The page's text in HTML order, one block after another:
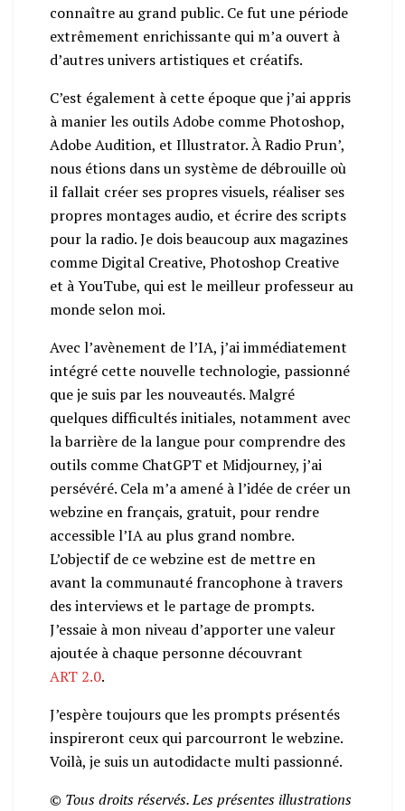
connaître au grand public. Ce fut une période
extrêmement enrichissante qui m’a ouvert à
d’autres univers artistiques et créatifs.
C’est également à cette époque que j’ai appris
à manier les outils Adobe comme Photoshop,
Adobe Audition, et Illustrator. À Radio Prun’,
nous étions dans un système de débrouille où
il fallait créer ses propres visuels, réaliser ses
propres montages audio, et écrire des scripts
pour la radio. Je dois beaucoup aux magazines
comme Digital Creative, Photoshop Creative
et à YouTube, qui est le meilleur professeur au
monde selon moi.
Avec l’avènement de l’IA, j’ai immédiatement
intégré cette nouvelle technologie, passionné
que je suis par les nouveautés. Malgré
quelques difficultés initiales, notamment avec
la barrière de la langue pour comprendre des
outils comme ChatGPT et Midjourney, j’ai
persévéré. Cela m’a amené à l’idée de créer un
webzine en français, gratuit, pour rendre
accessible l’IA au plus grand nombre.
L’objectif de ce webzine est de mettre en
avant la communauté francophone à travers
des interviews et le partage de prompts.
J’essaie à mon niveau d’apporter une valeur
ajoutée à chaque personne découvrant
ART 2.0.
J’espère toujours que les prompts présentés
inspireront ceux qui parcourront le webzine.
Voilà, je suis un autodidacte multi passionné.
© Tous droits réservés. Les présentes illustrations